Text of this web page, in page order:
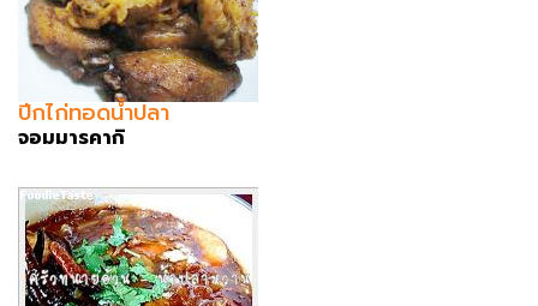
ปีกไก่ทอดน้ำปลา
จอมมารคากิ